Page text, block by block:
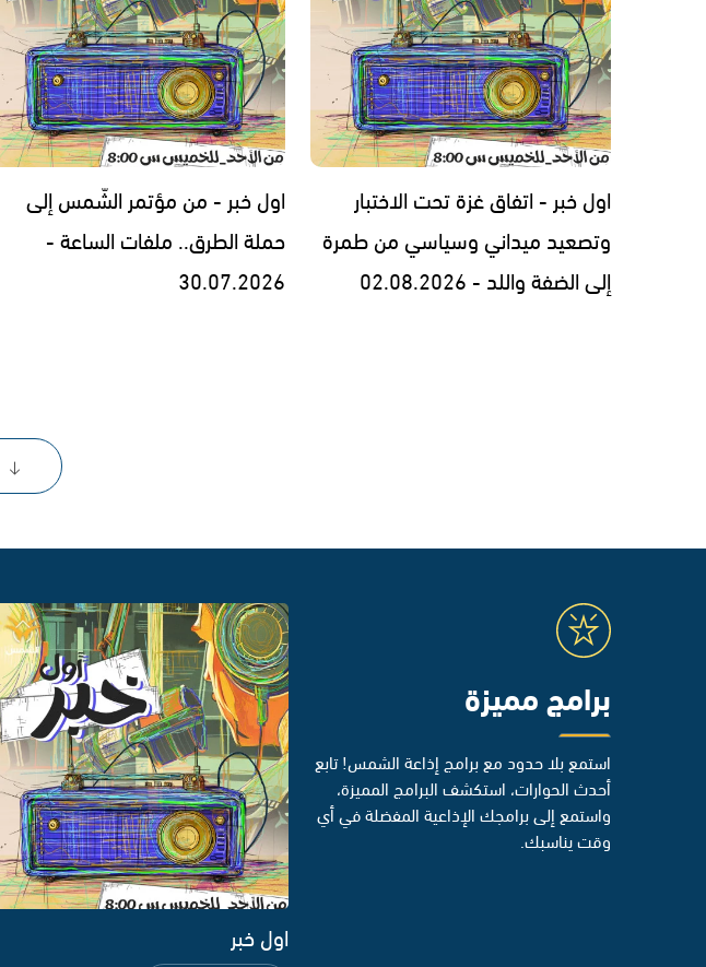
اول خبر - اتفاق غزة تحت الاختبار
وتصعيد ميداني وسياسي من طمرة
إلى الضفة واللد - 02.08.2026
اول خبر - من مؤتمر الشّمس إلى
حملة الطرق.. ملفات الساعة -
30.07.2026
برامج مميزة
استمع بلا حدود مع برامج إذاعة الشمس! تابع
أحدث الحوارات، استكشف البرامج المميزة،
واستمع إلى برامجك الإذاعية المفضلة في أي
وقت يناسبك.
اول خبر